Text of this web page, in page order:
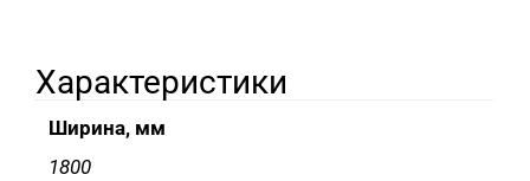
Характеристики
Ширина, мм
1800